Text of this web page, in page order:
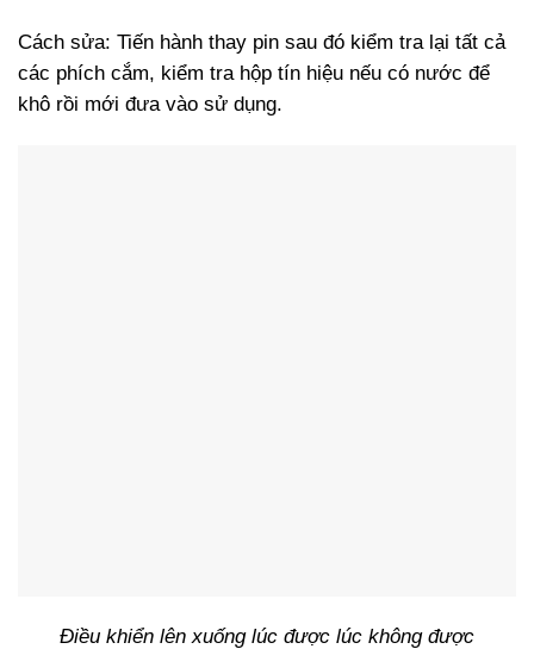
Cách sửa: Tiến hành thay pin sau đó kiểm tra lại tất cả
các phích cắm, kiểm tra hộp tín hiệu nếu có nước để
khô rồi mới đưa vào sử dụng.
Điều khiển lên xuống lúc được lúc không được